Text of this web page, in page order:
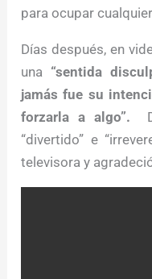
para ocupar
Días después, en
una “sentida
jamás fue su
forzarla a algo”.
“divertido” e
televisora y